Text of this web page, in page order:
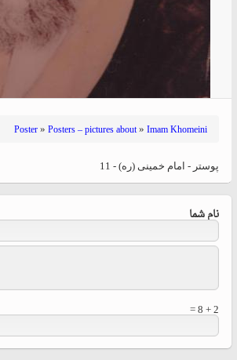
Poster » Posters – pictures about» Imam Khomeini
پوستر - امام خمینی (ره) - 11
نام شما
2 + 8 =